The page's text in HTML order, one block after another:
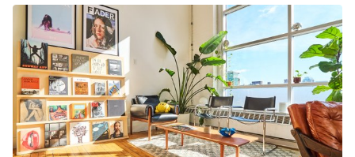
Éclairage
Électricité
Équipement de bureau
Équipement sonore et vidéo